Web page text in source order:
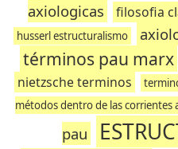
axiologicas
filosofia
husserl estructuralismo
términos pau marx
nietzsche terminos
métodos dentro de las corrientes
pau